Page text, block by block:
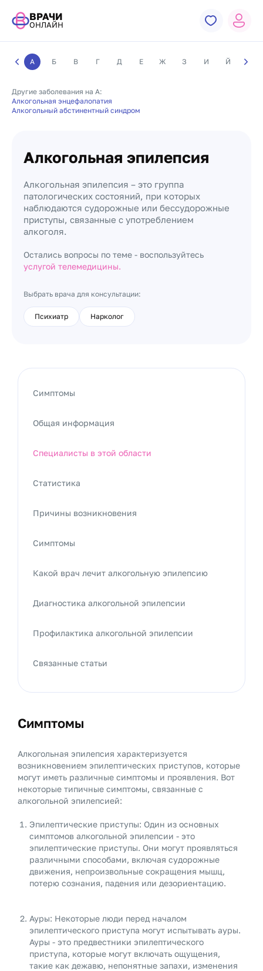
ВРАЧИ
ОНЛАЙН
А Б В Г Д Е Ж З И Й К
Другие заболевания на А:
Алкогольная энцефалопатия
Алкогольный абстинентный синдром
Алкогольная эпилепсия
Алкогольная эпилепсия – это группа
патологических состояний, при которых
наблюдаются судорожные или бессудорожные
приступы, связанные с употреблением
алкоголя.
Остались вопросы по теме - воспользуйтесь
услугой телемедицины.
Выбрать врача для консультации:
Психиатр Нарколог
Симптомы
Алкогольная эпилепсия характеризуется
возникновением эпилептических приступов, которые
могут иметь различные симптомы и проявления. Вот
некоторые типичные симптомы, связанные с
алкогольной эпилепсией:
Эпилептические приступы: Один из основных
симптомов алкогольной эпилепсии - это
эпилептические приступы. Они могут проявляться
различными способами, включая судорожные
движения, непроизвольные сокращения мышц,
потерю сознания, падения или дезориентацию.
Ауры: Некоторые люди перед началом
эпилептического приступа могут испытывать ауры.
Ауры - это предвестники эпилептического
приступа, которые могут включать ощущения,
такие как дежавю, непонятные запахи, изменения
Симптомы
Общая информация
Специалисты в этой области
Статистика
Причины возникновения
Симптомы
Какой врач лечит алкогольную эпилепсию
Диагностика алкогольной эпилепсии
Профилактика алкогольной эпилепсии
Связанные статьи